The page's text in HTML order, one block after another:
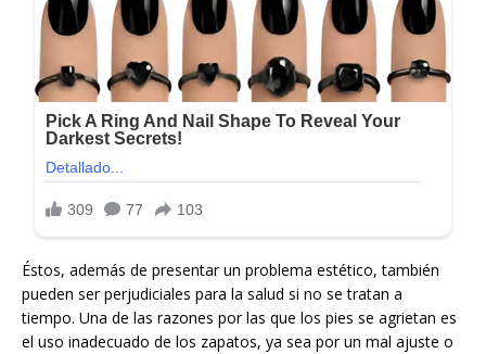
Éstos, además de presentar un problema estético, también
pueden ser perjudiciales para la salud si no se tratan a
tiempo. Una de las razones por las que los pies se agrietan es
el uso inadecuado de los zapatos, ya sea por un mal ajuste o